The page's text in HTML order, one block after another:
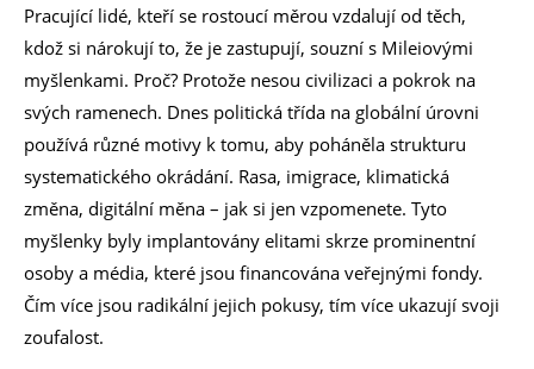
Pracující lidé, kteří se rostoucí měrou vzdalují od těch,
kdož si nárokují to, že je zastupují, souzní s Mileiovými
myšlenkami. Proč? Protože nesou civilizaci a pokrok na
svých ramenech. Dnes politická třída na globální úrovni
používá různé motivy k tomu, aby poháněla strukturu
systematického okrádání. Rasa, imigrace, klimatická
změna, digitální měna – jak si jen vzpomenete. Tyto
myšlenky byly implantovány elitami skrze prominentní
osoby a média, které jsou financována veřejnými fondy.
Čím více jsou radikální jejich pokusy, tím více ukazují svoji
zoufalost.